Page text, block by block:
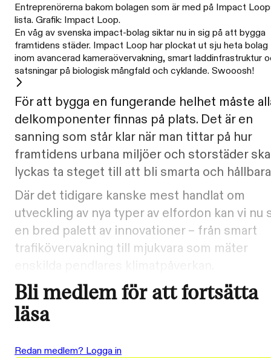
Entreprenörerna bakom bolagen som är med på Impact
lista. Grafik: Impact Loop.
En våg av svenska impact-bolag siktar nu in sig på att bygga
framtidens städer. Impact Loop har plockat ut sju heta bolag
inom avancerad kameraövervakning, smart laddinfrastruktur
satsningar på biologisk mångfald och cyklande. Swooosh!
För att bygga en fungerande helhet måste
delkomponenter finnas på plats. Det är en
sanning som står klar när man tittar på hur
framtidens urbana miljöer och storstäder ska
lyckas ta steget till att bli smarta och
Där det tidigare kanske mest handlat om
utveckling av nya typer av elfordon kan vi nu
en bred palett av innovationer – från smart
trafikövervakning till mjukvara som mäter
Bli medlem för att fortsätta
läsa
Redan medlem? Logga in